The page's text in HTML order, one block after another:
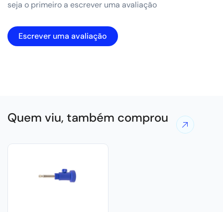
seja o primeiro a escrever uma avaliação
Escrever uma avaliação
Quem viu, também comprou Ver
mais